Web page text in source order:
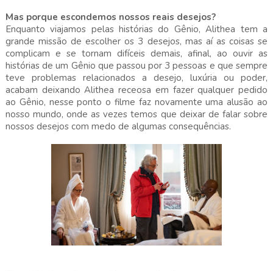
Mas porque escondemos nossos reais desejos?
Enquanto viajamos pelas histórias do Gênio, Alithea tem a
grande missão de escolher os 3 desejos, mas aí as coisas se
complicam e se tornam difíceis demais, afinal, ao ouvir as
histórias de um Gênio que passou por 3 pessoas e que sempre
teve problemas relacionados a desejo, luxúria ou poder,
acabam deixando Alithea receosa em fazer qualquer pedido
ao Gênio, nesse ponto o filme faz novamente uma alusão ao
nosso mundo, onde as vezes temos que deixar de falar sobre
nossos desejos com medo de algumas consequências.